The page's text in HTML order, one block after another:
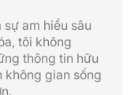
am hiểu sâu
tôi không
thông tin hữu
không gian sống